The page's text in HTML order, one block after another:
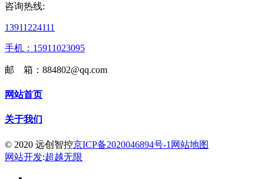
咨询热线:
13911224111
手机：15911023095
邮 箱：884802@qq.com
网站首页
关于我们
© 2020 远创智控京ICP备2020046894号-1 网站地图
网站开发:超越无限